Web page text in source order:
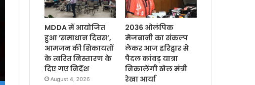
MDDA में आयोजित
हुआ ‘समाधान दिवस’,
आमजन की शिकायतों
के त्वरित निस्तारण के
दिए गए निर्देश
August 4, 2026
2036 ओलंपिक
मेजबानी का संकल्प
लेकर आज हरिद्वार से
पैदल कांवड़ यात्रा
निकालेंगी खेल मंत्री
रेखा आर्या